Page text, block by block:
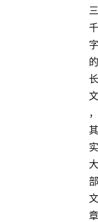
三
千
字
的
长
文
，
其
实
大
部
文
章